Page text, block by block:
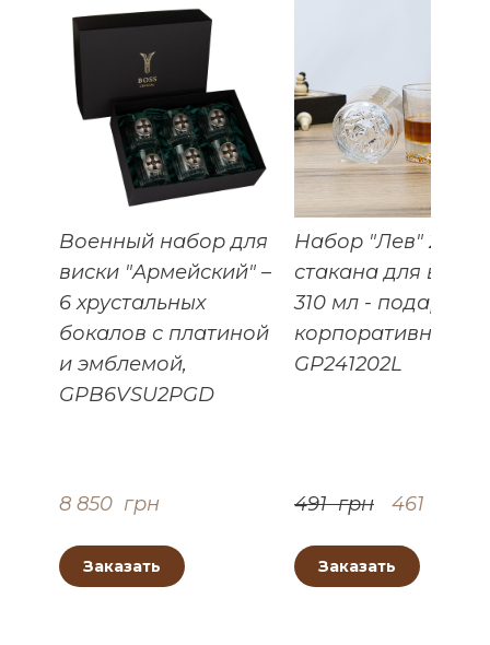
Военный набор для
виски "Армейский" –
6 хрустальных
бокалов с платиной
и эмблемой,
GPB6VSU2PGD
8 850  грн
Заказать
Набор "Лев" 2
стакана для виски
310 мл - подарок
корпоративный,
GP241202L
491  грн 461  грн
Заказать